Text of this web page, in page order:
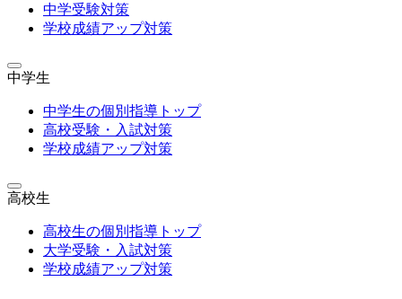
中学受験対策
学校成績アップ対策
中学生
中学生の個別指導トップ
高校受験・入試対策
学校成績アップ対策
高校生
高校生の個別指導トップ
大学受験・入試対策
学校成績アップ対策